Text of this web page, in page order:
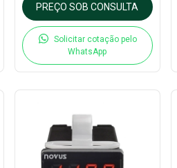
PREÇO SOB CONSULTA
Solicitar cotação pelo
WhatsApp